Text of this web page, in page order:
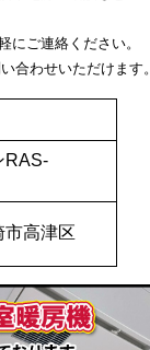
にご連絡ください。
合わせいただけます
RAS-
市高津区